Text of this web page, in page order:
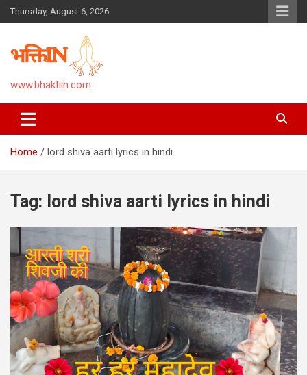
Skip
to
Thursday, August 6, 2026
www.bhaktiin.com
Home lord shiva aarti lyrics in hindi
Tag: lord shiva aarti lyrics in hindi